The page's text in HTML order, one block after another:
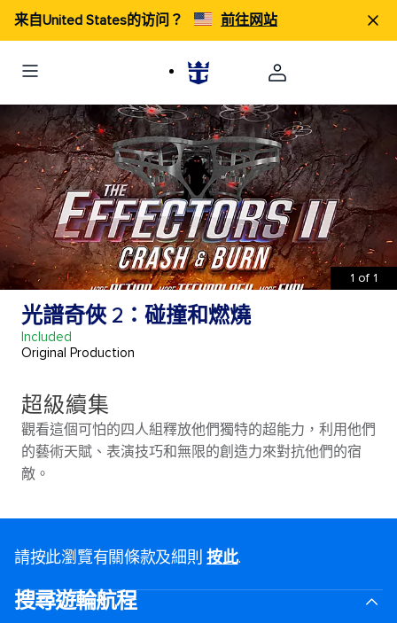
来自United States的访问？ 前往网站
1 of 1
光譜奇俠 2：碰撞和燃燒
Included
Original Production
超級續集
觀看這個可怕的四人組釋放他們獨特的超能力，利用他們
的藝術天賦、表演技巧和無限的創造力來對抗他們的宿
敵。
請按此瀏覽有關條款及細則按此.
搜尋遊輪航程